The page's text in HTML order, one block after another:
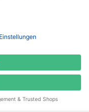
Rights Reserved.